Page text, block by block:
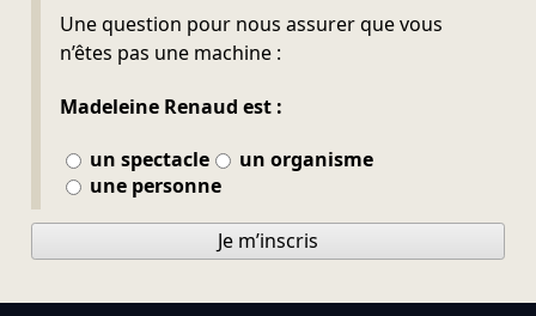
Une question pour nous assurer que vous
n’êtes pas une machine :
Madeleine Renaud est :
un spectacle
un organisme
une personne
Ne pas remplir
Je m’inscris